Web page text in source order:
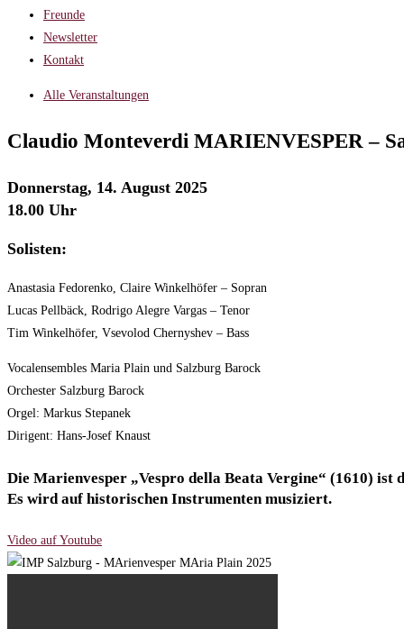
Freunde
Newsletter
Kontakt
Alle Veranstaltungen
Claudio Monteverdi MARIENVESPER –
Donnerstag, 14. August 2025
18.00 Uhr
Solisten:
Anastasia Fedorenko, Claire Winkelhöfer – Sopran
Lucas Pellbäck, Rodrigo Alegre Vargas – Tenor
Tim Winkelhöfer, Vsevolod Chernyshev – Bass
Vocalensembles Maria Plain und Salzburg Barock
Orchester Salzburg Barock
Orgel: Markus Stepanek
Dirigent: Hans-Josef Knaust
Die Marienvesper „Vespro della Beata Vergine“ (1610) ist
Es wird auf historischen Instrumenten musiziert.
Video auf Youtube